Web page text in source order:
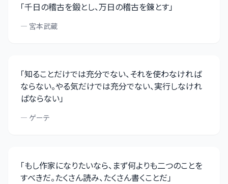
「千日の稽古を鍛とし、万日の稽古を錬とす」
— 宮本武蔵
「知ることだけでは充分でない、それを使わなければ
ならない。やる気だけでは充分でない、実行しなけれ
ばならない」
— ゲーテ
「もし作家になりたいなら、まず何よりも二つのことを
すべきだ。たくさん読み、たくさん書くことだ」